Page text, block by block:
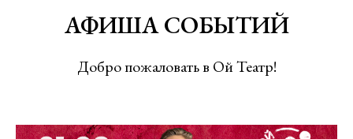
АФИША СОБЫТИЙ
Добро пожаловать в Ой Театр!